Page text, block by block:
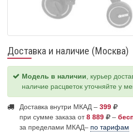
Доставка и наличие (Москва)
Модель в наличии, курьер
наличие расцветок уточняйте у
Доставка внутри МКАД – 399
при сумме заказа от8 889 –
за пределами МКАД– по тарифам